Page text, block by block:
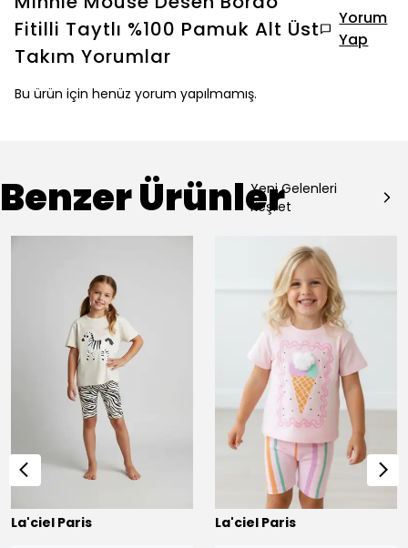
Fitilli Taytlı %100 Pamuk Alt Üst
Takım Yorumlar
Yorum
Yap
Bu ürün için henüz yorum yapılmamış.
Benzer ÜrünlerYeni Gelenleri
Keşfet
La'ciel Paris
⭐️ Bu ürünü15 kişifavoriledi!
La'ciel Paris
⭐️ Bu ürünü14 kişifavoriledi!